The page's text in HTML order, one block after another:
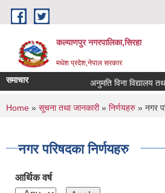
Skip to main content
कल्याणपुर नगरपालिका,सिरहा
मधेश प्रदेश,नेपाल सरकार
समाचार अनुमति विना विद्यालय तथा
You are here
Home » सूचना तथा जानकारी» निर्णयहरु » नगर
नगर परिषदका निर्णयहरु
आर्थिक वर्ष